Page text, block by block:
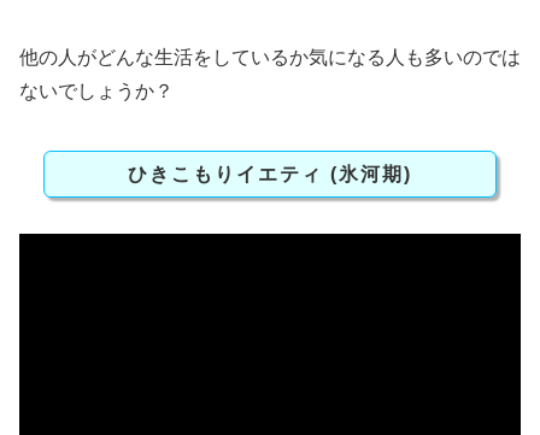
他の人がどんな生活をしているか気になる人も多いのでは
ないでしょうか？
ひきこもりイエティ (氷河期)